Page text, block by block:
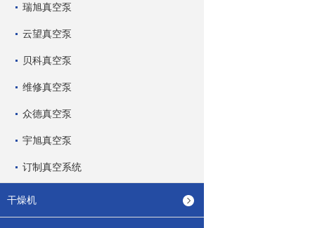
瑞旭真空泵
云望真空泵
贝科真空泵
维修真空泵
众德真空泵
宇旭真空泵
订制真空系统
干燥机